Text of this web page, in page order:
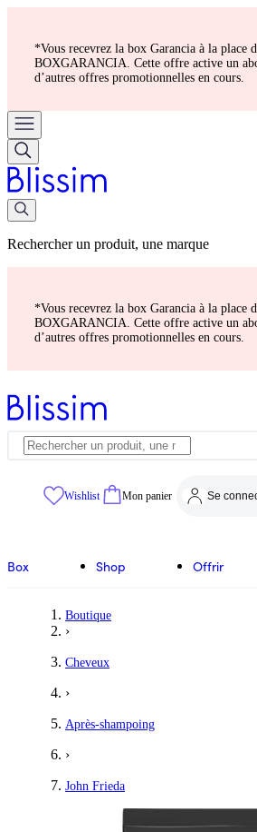
*Vous recevrez la box Garancia à la place
BOXGARANCIA. Cette offre active un
d’autres offres promotionnelles en cours.
Rechercher un produit, une marque
*Vous recevrez la box Garancia à la place
BOXGARANCIA. Cette offre active un
d’autres offres promotionnelles en cours.
Wishlist Mon panier Se
Box Shop Offrir
Boutique
›
Cheveux
›
Après-shampoing
›
John Frieda